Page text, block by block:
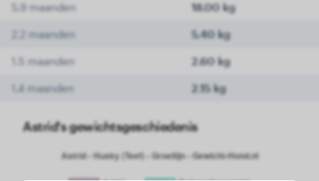
5.9 maanden 18.00 kg
2.2 maanden 5.40 kg
1.5 maanden 2.60 kg
1.4 maanden 2.15 kg
Astrid's gewichtsgeschiedenis